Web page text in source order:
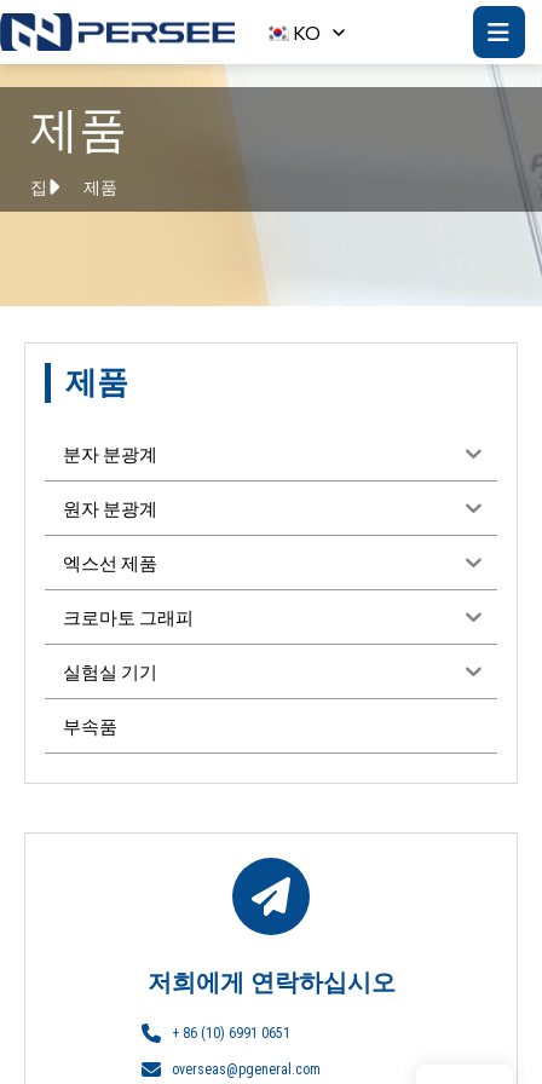
KO
제품
집 제품
제품
분자 분광계
원자 분광계
엑스선 제품
크로마토 그래피
실험실 기기
부속품
저희에게 연락하십시오
+ 86 (10) 6991 0651
overseas@pgeneral.com